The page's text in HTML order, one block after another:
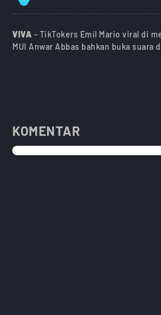
VIVA – TikTokers Emil Mario viral di
MUI Anwar Abbas bahkan buka
KOMENTAR